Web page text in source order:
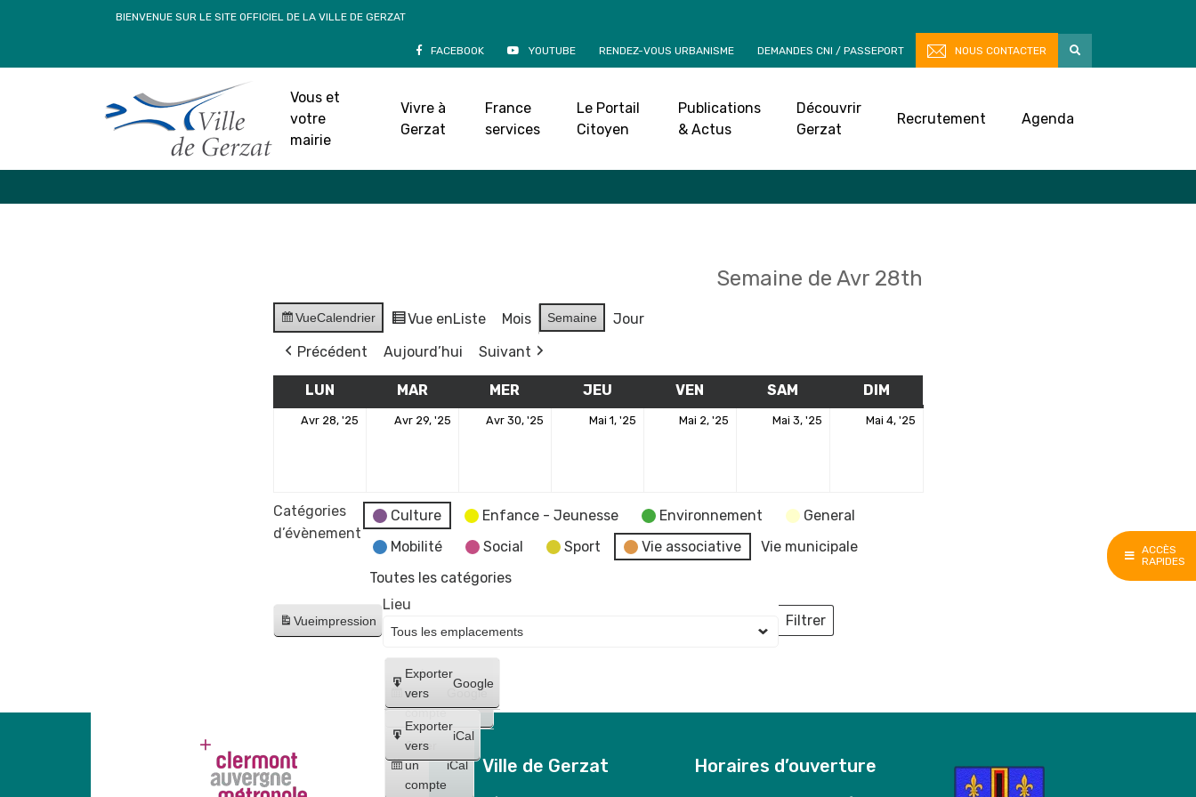
ACCÈS
RAPIDES
BIENVENUE SUR LE SITE OFFICIEL DE LA VILLE DE GERZAT
FACEBOOK YOUTUBE RENDEZ-VOUS URBANISME DEMANDES CNI / PASSEPORT NOUS CONTACTER
Vous et
votre
mairie
Vivre à
Gerzat
France
services
Le Portail
Citoyen
Publications
& Actus
Découvrir
Gerzat
Recrutement Agenda
Accueil»Agenda
Semaine de Avr 28th
VueCalendrier Vue enListe Mois Semaine
Jour
Précédent
Aujourd’hui Suivant
LUN MARMARDI MER MERCREDIJEU VEN VENDREDISAM DIM
Avr 28, '25 Avr 29, '25 Avr 30, '25 Mai 1, '25 Mai 2, '25 Mai 3, '25 Mai 4, '25
Catégories
d’évènement
Culture Enfance - Jeunesse Environnement
General
Mobilité
Social Sport Vie associative
Vie municipale
Toutes les catégories
Vueimpression
Créer
un
compte
Google
Créer
un
compte
iCal
Exporter
vers
Google
Exporter
vers
iCal
Lieu
Filtrer
Lieux
Ville de Gerzat Horaires d’ouverture